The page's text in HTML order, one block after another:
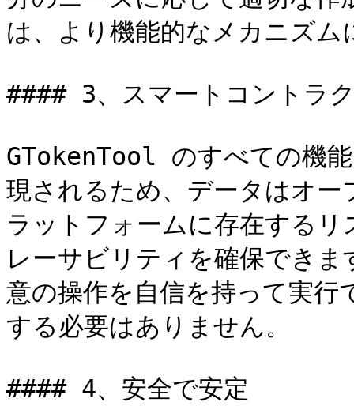
は、より機能的なメカニズ
#### 3、スマートコントラ
GTokenTool のすべての機
現されるため、データはオ
ラットフォームに存在する
レーサビリティを確保でき
意の操作を自信を持って実行
する必要はありません。
#### 4、安全で安定